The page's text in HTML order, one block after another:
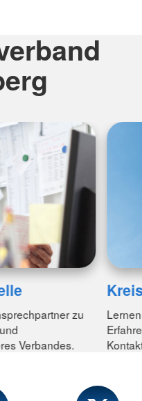
zu
Verbandes.